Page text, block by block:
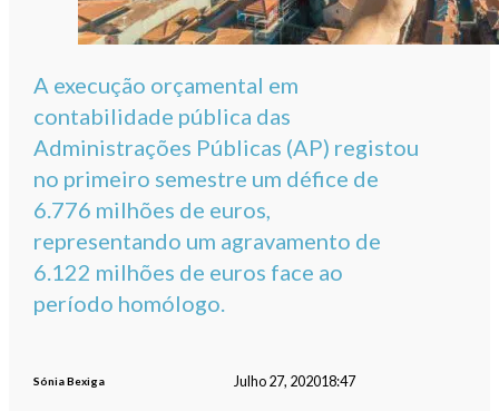
A execução orçamental em
contabilidade pública das
Administrações Públicas (AP) registou
no primeiro semestre um défice de
6.776 milhões de euros,
representando um agravamento de
6.122 milhões de euros face ao
período homólogo.
Sónia Bexiga Julho 27, 202018:47